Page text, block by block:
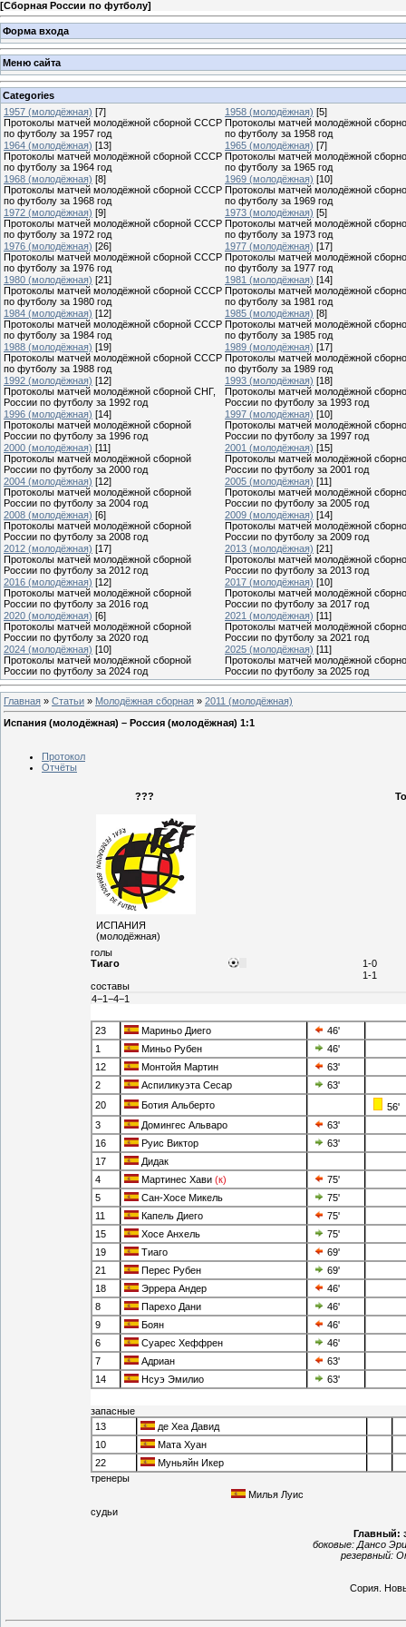
[Сборная России по футболу]
Форма входа
Меню сайта
Categories
1957 (молодёжная) [7]
Протоколы матчей молодёжной сборной СССР
по футболу за 1957 год
1958 (молодёжная) [5]
Протоколы матчей молодёжной
по футболу за 1958 год
1964 (молодёжная) [13]
Протоколы матчей молодёжной сборной СССР
по футболу за 1964 год
1965 (молодёжная) [7]
Протоколы матчей молодёжной
по футболу за 1965 год
1968 (молодёжная) [8]
Протоколы матчей молодёжной сборной СССР
по футболу за 1968 год
1969 (молодёжная) [10]
Протоколы матчей молодёжной
по футболу за 1969 год
1972 (молодёжная) [9]
Протоколы матчей молодёжной сборной СССР
по футболу за 1972 год
1973 (молодёжная) [5]
Протоколы матчей молодёжной
по футболу за 1973 год
1976 (молодёжная) [26]
Протоколы матчей молодёжной сборной СССР
по футболу за 1976 год
1977 (молодёжная) [17]
Протоколы матчей молодёжной
по футболу за 1977 год
1980 (молодёжная) [21]
Протоколы матчей молодёжной сборной СССР
по футболу за 1980 год
1981 (молодёжная) [14]
Протоколы матчей молодёжной
по футболу за 1981 год
1984 (молодёжная) [12]
Протоколы матчей молодёжной сборной СССР
по футболу за 1984 год
1985 (молодёжная) [8]
Протоколы матчей молодёжной
по футболу за 1985 год
1988 (молодёжная) [19]
Протоколы матчей молодёжной сборной СССР
по футболу за 1988 год
1989 (молодёжная) [17]
Протоколы матчей молодёжной
по футболу за 1989 год
1992 (молодёжная) [12]
Протоколы матчей молодёжной сборной СНГ,
России по футболу за 1992 год
1993 (молодёжная) [18]
Протоколы матчей молодёжной
России по футболу за 1993 год
1996 (молодёжная) [14]
Протоколы матчей молодёжной сборной
России по футболу за 1996 год
1997 (молодёжная) [10]
Протоколы матчей молодёжной
России по футболу за 1997 год
2000 (молодёжная) [11]
Протоколы матчей молодёжной сборной
России по футболу за 2000 год
2001 (молодёжная) [15]
Протоколы матчей молодёжной
России по футболу за 2001 год
2004 (молодёжная) [12]
Протоколы матчей молодёжной сборной
России по футболу за 2004 год
2005 (молодёжная) [11]
Протоколы матчей молодёжной
России по футболу за 2005 год
2008 (молодёжная) [6]
Протоколы матчей молодёжной сборной
России по футболу за 2008 год
2009 (молодёжная) [14]
Протоколы матчей молодёжной
России по футболу за 2009 год
2012 (молодёжная) [17]
Протоколы матчей молодёжной сборной
России по футболу за 2012 год
2013 (молодёжная) [21]
Протоколы матчей молодёжной
России по футболу за 2013 год
2016 (молодёжная) [12]
Протоколы матчей молодёжной сборной
России по футболу за 2016 год
2017 (молодёжная) [10]
Протоколы матчей молодёжной
России по футболу за 2017 год
2020 (молодёжная) [6]
Протоколы матчей молодёжной сборной
России по футболу за 2020 год
2021 (молодёжная) [11]
Протоколы матчей молодёжной
России по футболу за 2021 год
2024 (молодёжная) [10]
Протоколы матчей молодёжной сборной
России по футболу за 2024 год
2025 (молодёжная) [11]
Протоколы матчей молодёжной
России по футболу за 2025 год
Главная » Статьи » Молодёжная сборная » 2011 (молодёжная)
Испания (молодёжная) – Россия (молодёжная) 1:1
Протокол
Отчёты
???
ИСПАНИЯ
(молодёжная)
голы
Тиаго
1-0
1-1
составы
4−1−4−1
23 Мариньо Диего
46'
1
Миньо Рубен
46'
12
Монтойя Мартин
63'
2
Аспиликуэта Сесар
63'
20
Ботия Альберто
56'
3
Домингес Альваро
63'
16
Руис Виктор
63'
17
Дидак
4
Мартинес Хави (к)
75'
5
Сан-Хосе Микель
75'
11
Капель Диего
75'
15
Хосе Анхель
75'
19
Тиаго
69'
21
Перес Рубен
69'
18
Эррера Андер
46'
8
Парехо Дани
46'
9
Боян
46'
6
Суарес Хеффрен
46'
7
Адриан
63'
14
Нсуэ Эмилио 63'
запасные
13
де Хеа Давид
10
Мата Хуан
22
Муньяйн Икер
тренеры
Милья Луис
судьи
Главный:
боковые: Дансо
резервный:
Сория